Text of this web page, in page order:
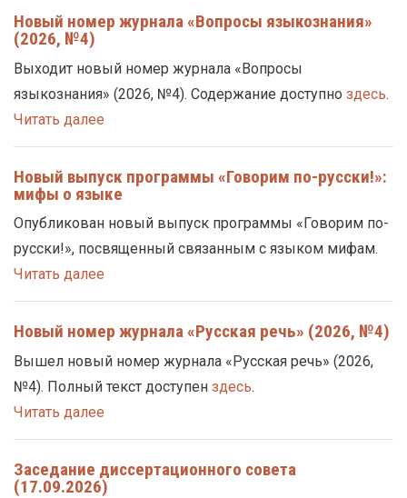
Новый номер журнала «Вопросы языкознания»
(2026, №4)
Выходит новый номер журнала «Вопросы
языкознания» (2026, №4). Содержание доступно здесь.
Читать далее
Новый выпуск программы «Говорим по-русски!»:
мифы о языке
Опубликован новый выпуск программы «Говорим по-
русски!», посвященный связанным с языком мифам.
Читать далее
Новый номер журнала «Русская речь» (2026, №4)
Вышел новый номер журнала «Русская речь» (2026,
№4). Полный текст доступен здесь.
Читать далее
Заседание диссертационного совета
(17.09.2026)